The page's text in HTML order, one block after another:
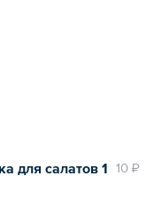
10 ₽
для салатов 1